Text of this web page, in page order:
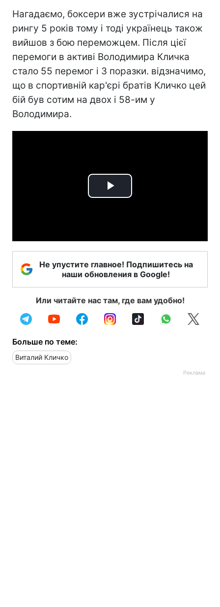
Нагадаємо, боксери вже зустрічалися на
рингу 5 років тому і тоді українець також
вийшов з бою переможцем. Після цієї
перемоги в активі Володимира Кличка
стало 55 перемог і 3 поразки. відзначимо,
що в спортивній кар'єрі братів Кличко цей
бій був сотим на двох і 58-им у
Володимира.
Play
Не упустите главное! Подпишитесь на
наши обновления в Google!
Или читайте нас там, где вам удобно!
Больше по теме:
Виталий Кличко